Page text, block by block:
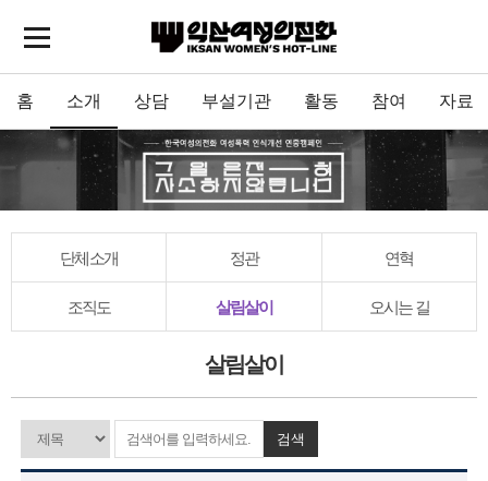
홈 소개 상담 부설기관 활동 참여 자료
단체소개 정관 연혁
조직도 살림살이 오시는 길
살림살이
검색